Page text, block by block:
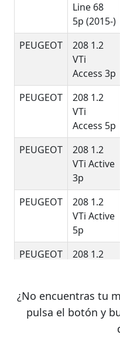
Line 68
5p (2015-)
PEUGEOT
208 1.2
VTi
Access 3p
PEUGEOT
208 1.2
VTi
Access 5p
PEUGEOT
208 1.2
VTi Active
3p
PEUGEOT
208 1.2
VTi Active
5p
PEUGEOT
208 1.2
Soul 3p
PEUGEOT
208 1.2
¿No encuentras tu
pulsa el botón y